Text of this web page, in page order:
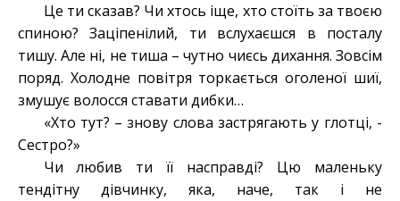
Це ти сказав? Чи хтось іще, хто стоїть за твоєю
спиною? Заціпенілий, ти вслухаєшся в посталу
тишу. Але ні, не тиша – чутно чиєсь дихання. Зовсім
поряд. Холодне повітря торкається оголеної шиї,
змушує волосся ставати дибки…
«Хто тут? – знову слова застрягають у глотці, -
Сестро?»
Чи любив ти її насправді? Цю маленьку
тендітну дівчинку, яка, наче, так і не